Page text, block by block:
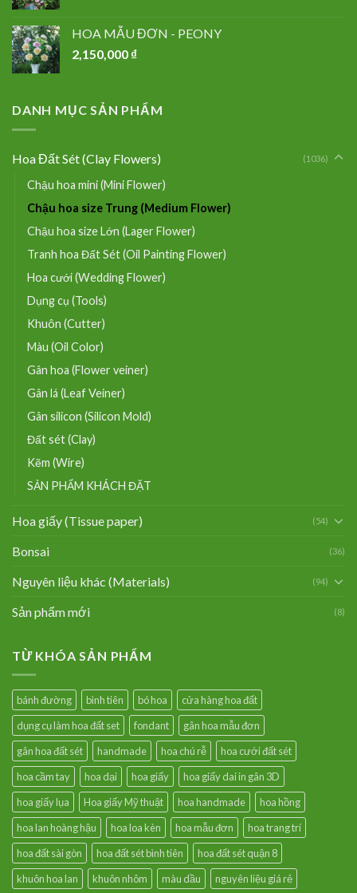
HOA MẪU ĐƠN - PEONY
2,150,000 ₫
DANH MỤC SẢN PHẨM
Hoa Đất Sét (Clay Flowers) (1036)
Chậu hoa mini (Mini Flower)
Chậu hoa size Trung (Medium Flower)
Chậu hoa size Lớn (Lager Flower)
Tranh hoa Đất Sét (Oil Painting Flower)
Hoa cưới (Wedding Flower)
Dụng cụ (Tools)
Khuôn (Cutter)
Màu (Oil Color)
Gân hoa (Flower veiner)
Gân lá (Leaf Veiner)
Gân silicon (Silicon Mold)
Đất sét (Clay)
Kẽm (Wire)
SẢN PHẨM KHÁCH ĐẶT
Hoa giấy (Tissue paper) (54)
Bonsai (36)
Nguyên liệu khác (Materials) (94)
Sản phẩm mới (8)
TỪ KHÓA SẢN PHẨM
bánh đường bình tiên bó hoa
cửa hàng hoa đất
dụng cụ làm hoa đất set
fondant
gân hoa mẫu đơn
gân hoa đất sét
handmade hoa chú rễ
hoa cưới đất sét
hoa cầm tay
hoa dại hoa giấy
hoa giấy dai in gân 3D
hoa giấy lụa
Hoa giấy Mỹ thuật hoa handmade
hoa hồng
hoa lan hoàng hậu
hoa loa kèn hoa mẫu đơn
hoa trang trí
hoa đất sài gòn
hoa đất sét bình tiên
hoa đất sét quận 8
khuôn hoa lan
khuôn nhôm màu dầu nguyên liệu giá rẻ